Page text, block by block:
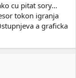
cu pitat sory...
tokon igranja
a graficka